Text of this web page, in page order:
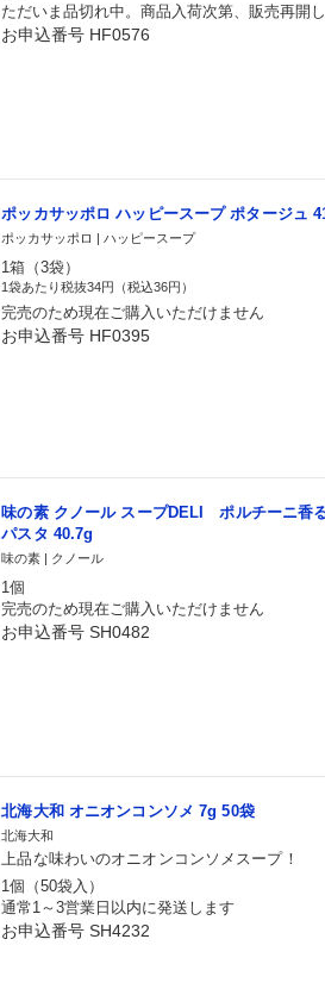
ただいま品切れ中。商品入荷次第、販売再開
お申込番号 HF0576
ポッカサッポロ ハッピースープ ポタージュ
ポッカサッポロ | ハッピースープ
1箱（3袋）
1袋あたり税抜34円（税込36円）
完売のため現在ご購入いただけません
お申込番号 HF0395
味の素 クノール スープDELI ポルチーニ香
パスタ 40.7g
味の素 | クノール
1個
完売のため現在ご購入いただけません
お申込番号 SH0482
北海大和 オニオンコンソメ 7g 50袋
北海大和
上品な味わいのオニオンコンソメスープ！
1個（50袋入）
通常1～3営業日以内に発送します
お申込番号 SH4232